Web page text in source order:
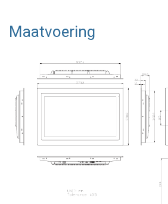
Maatvoering